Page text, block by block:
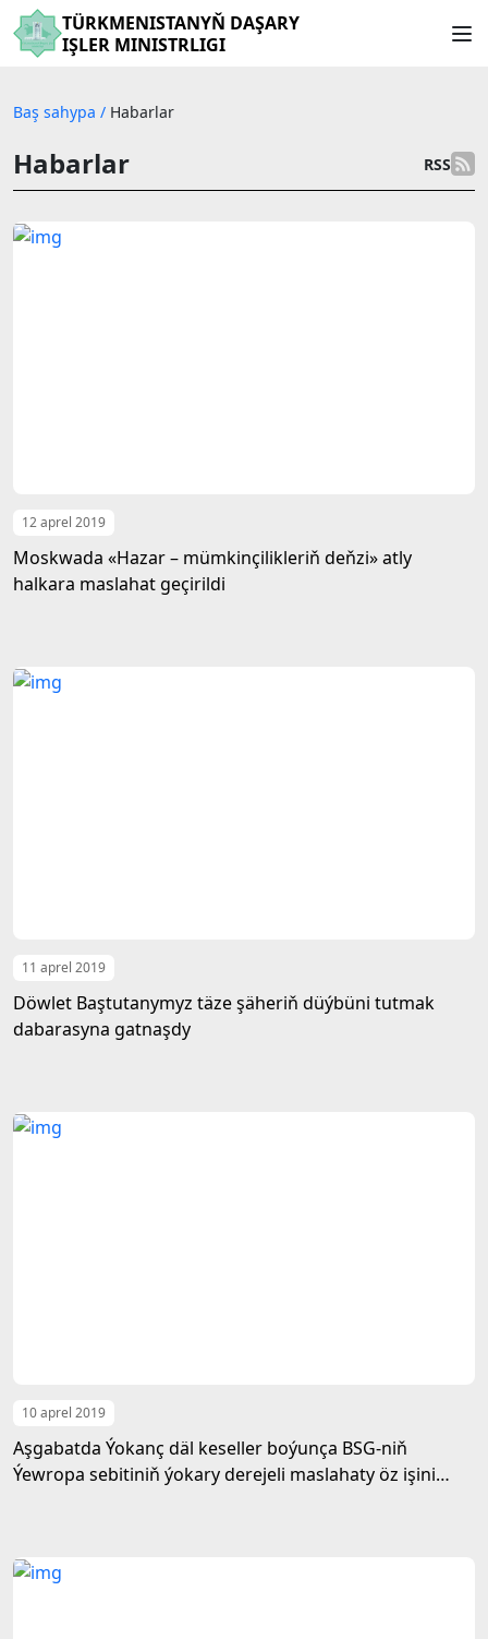
TÜRKMENISTANYŇ DAŞARY
IŞLER MINISTRLIGI
Baş sahypa / Habarlar
Habarlar RSS
12 aprel 2019
Moskwada «Hazar – mümkinçilikleriň deňzi» atly
halkara maslahat geçirildi
11 aprel 2019
Döwlet Baştutanymyz täze şäheriň düýbüni tutmak
dabarasyna gatnaşdy
10 aprel 2019
Aşgabatda Ýokanç däl keseller boýunça BSG-niň
Ýewropa sebitiniň ýokary derejeli maslahaty öz işini